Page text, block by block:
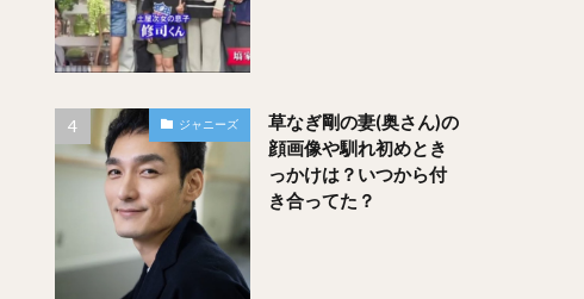
ジャニーズ
草なぎ剛の妻(奥さん)の
顔画像や馴れ初めとき
っかけは？いつから付
き合ってた？